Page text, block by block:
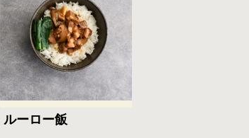
ルーロー飯